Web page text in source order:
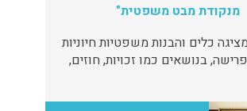
מנקודת מבט משפטית"
כלים והבנות משפטיות חיוניות
בנושאים כמו זכויות, חוזים,